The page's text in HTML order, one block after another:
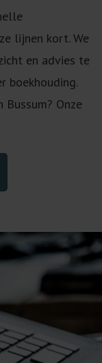
lijnen kort. We
en advies te
boekhouding.
Onze